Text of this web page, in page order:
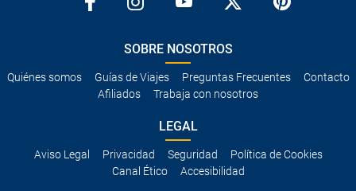
SOBRE NOSOTROS
Quiénes somos Guías de Viajes Preguntas Frecuentes
Contacto
Afiliados
Trabaja con nosotros
LEGAL
Aviso Legal Privacidad Seguridad
Política de Cookies
Canal Ético
Accesibilidad